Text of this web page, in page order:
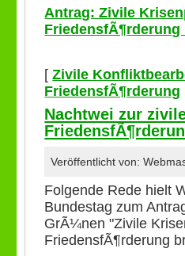
Antrag: Zivile
[Zivile
FriedensfÃ¶rderung
Nachtwei zur
Veröffentlicht von:
Folgende Rede hielt
Bundestag zum
GrÃ¼nen "Zivile
FriedensfÃ¶rderung